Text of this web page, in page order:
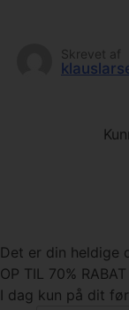
Skrevet af
Det er din heldige
OP TIL 70%
I dag kun på dit